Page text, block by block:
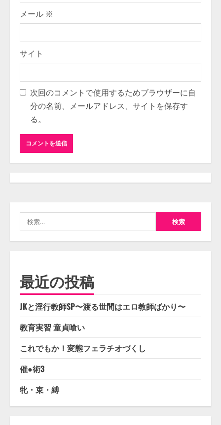
メール ※
サイト
次回のコメントで使用するためブラウザーに自
分の名前、メールアドレス、サイトを保存す
る。
索:
最近の投稿
JKと淫行教師SP〜渡る世間はエロ教師ばかり〜
教育実習 童貞喰い
これでもか！変態フェラチオづくし
催●術3
牝・束・縛